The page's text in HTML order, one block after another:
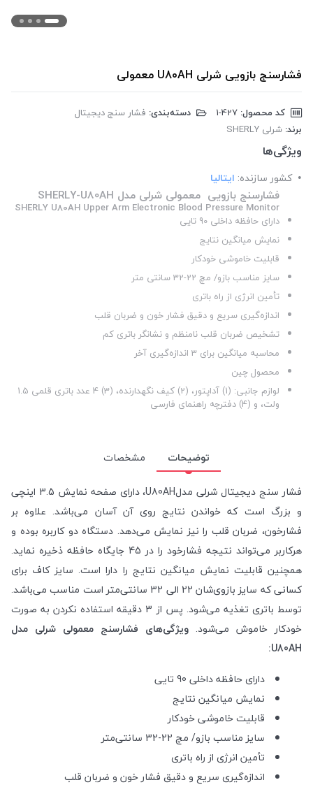
فشارسنج بازویی شرلی U80AH معمولی
کد محصول: دسته‌بندی: فشار سنج دیجیتال
برند: شرلی SHERLY
ویژگی‌ها
کشور سازنده: ایتالیا
فشارسنج بازویی معمولی شرلی مدل SHERLY-U80AH
SHERLY U80AH Upper Arm Electronic Blood Pressure Monitor
دارای حافظه داخلی 90 تایی
نمایش میانگین نتایج
قابلیت خاموشی خودکار
سایز مناسب بازو/ مچ 22-32 سانتی متر
تأمین انرژی از راه باتری
اندازه‌گیری سریع و دقیق فشار خون و ضربان قلب
تشخیص ضربان قلب نامنظم و نشانگر باتری کم
محاسبه میانگین برای 3 اندازه‌گیری آخر
محصول چین
لوازم جانبی: (1) آداپتور، (2) کیف نگهدارنده، (3) 4 عدد باتری قلمی 1.5
ولت، و (4) دفترچه راهنمای فارسی
توضیحات
مشخصات
فشار سنج دیجیتال شرلی مدلU80AH، دارای صفحه نمایش 3.5 اینچی
و بزرگ است که خواندن نتایج روی آن آسان می‌باشد. علاوه بر
فشارخون، ضربان قلب را نیز نمایش می‌دهد. دستگاه دو کاربره بوده و
هرکاربر می‌تواند نتیجه فشارخود را در 45 جایگاه حافظه ذخیره نماید.
همچنین قابلیت نمایش میانگین نتایج را دارا است. سایز کاف برای
کسانی که سایز بازوی‌شان 22 الی 32 سانتی‌متر است مناسب می‌باشد.
توسط باتری تغذیه می‌شود. پس از 3 دقیقه استفاده نکردن به صورت
خودکار خاموش می‌شود. ویژگی‌های فشارسنج معمولی شرلی مدل
U80AH:
دارای حافظه داخلی 90 تایی
نمایش میانگین نتایج
قابلیت خاموشی خودکار
سایز مناسب بازو/ مچ 22-32 سانتی‌متر
تأمین انرژی از راه باتری
اندازه‌گیری سریع و دقیق فشار خون و ضربان قلب